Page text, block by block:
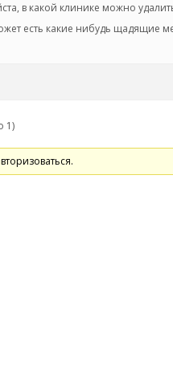
в какой клинике можно
есть какие нибудь щадящие
1)